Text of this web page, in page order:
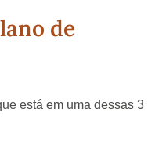
de
está em uma dessas 3